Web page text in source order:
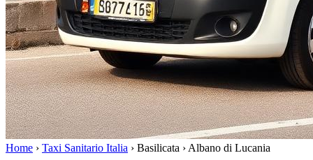
Home › Taxi Sanitario Italia › Basilicata › Albano di Lucania